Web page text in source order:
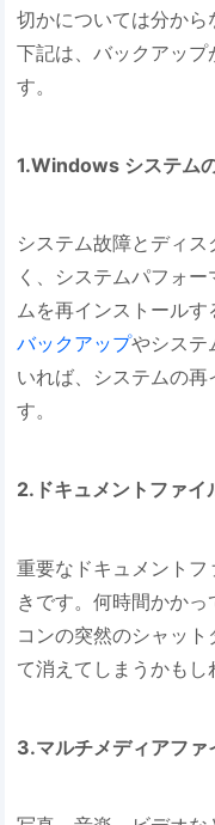
切かについては分から
下記は、バックアップ
す。
1.Windows システム
システム故障とディ
く、システムパフォ
ムを再インストールす
バックアップやシステ
いれば、システムの
す。
2.ドキュメントファイ
重要なドキュメント
きです。何時間かか
コンの突然のシャッ
て消えてしまうかもし
3.マルチメディアファ